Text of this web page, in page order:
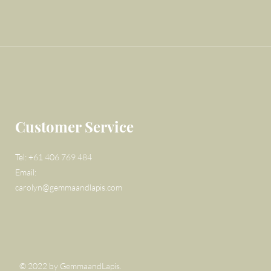
Customer Service
Tel: +61 406 769 484
Email:
carolyn@gemmaandlapis.com
© 2022 by GemmaandLapis.